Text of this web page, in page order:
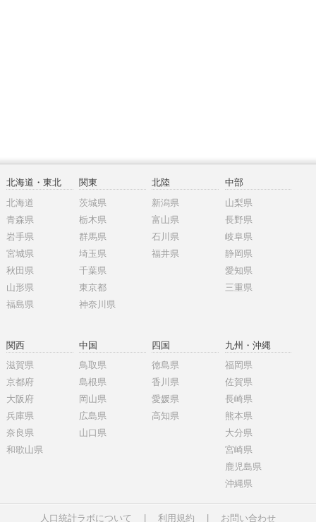
北海道・東北
北海道
青森県
岩手県
宮城県
秋田県
山形県
福島県
関東
茨城県
栃木県
群馬県
埼玉県
千葉県
東京都
神奈川県
北陸
新潟県
富山県
石川県
福井県
中部
山梨県
長野県
岐阜県
静岡県
愛知県
三重県
関西
滋賀県
京都府
大阪府
兵庫県
奈良県
和歌山県
中国
鳥取県
島根県
岡山県
広島県
山口県
四国
徳島県
香川県
愛媛県
高知県
九州・沖縄
福岡県
佐賀県
長崎県
熊本県
大分県
宮崎県
鹿児島県
沖縄県
人口統計ラボについて 利用規約 お問い合わせ